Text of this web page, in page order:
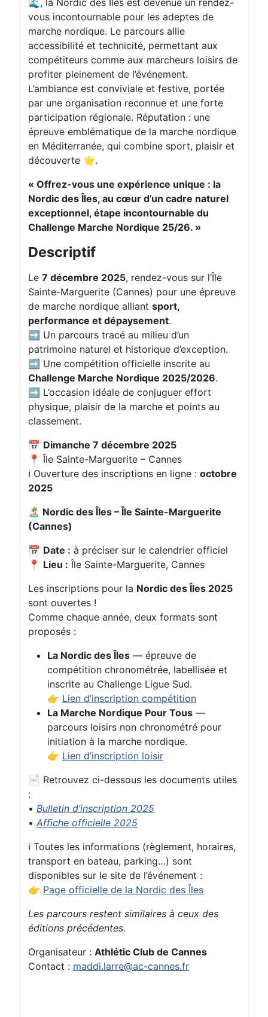
🌊, la Nordic des Îles est devenue un rendez-
vous incontournable pour les adeptes de
marche nordique. Le parcours allie
accessibilité et technicité, permettant aux
compétiteurs comme aux marcheurs loisirs de
profiter pleinement de l’événement.
L’ambiance est conviviale et festive, portée
par une organisation reconnue et une forte
participation régionale. Réputation : une
épreuve emblématique de la marche nordique
en Méditerranée, qui combine sport, plaisir et
découverte 🌟.
« Offrez-vous une expérience unique : la
Nordic des Îles, au cœur d’un cadre naturel
exceptionnel, étape incontournable du
Challenge Marche Nordique 25/26. »
Descriptif
Le 7 décembre 2025, rendez-vous sur l’Île
Sainte-Marguerite (Cannes) pour une épreuve
de marche nordique alliant sport,
performance et dépaysement.
➡️ Un parcours tracé au milieu d’un
patrimoine naturel et historique d’exception.
➡️ Une compétition officielle inscrite au
Challenge Marche Nordique 2025/2026.
➡️ L’occasion idéale de conjuguer effort
physique, plaisir de la marche et points au
classement.
📅 Dimanche 7 décembre 2025
📍 Île Sainte-Marguerite – Cannes
ℹ️ Ouverture des inscriptions en ligne : octobre
2025
🏝️ Nordic des Îles – Île Sainte-Marguerite
(Cannes)
📅 Date : à préciser sur le calendrier officiel
📍 Lieu : Île Sainte-Marguerite, Cannes
Les inscriptions pour la Nordic des Îles 2025
sont ouvertes !
Comme chaque année, deux formats sont
proposés :
La Nordic des Îles — épreuve de
compétition chronométrée, labellisée et
inscrite au Challenge Ligue Sud.
👉 Lien d’inscription compétition
La Marche Nordique Pour Tous —
parcours loisirs non chronométré pour
initiation à la marche nordique.
👉 Lien d’inscription loisir
📄 Retrouvez ci-dessous les documents utiles
:
• Bulletin d’inscription 2025
• Affiche officielle 2025
ℹ️ Toutes les informations (règlement, horaires,
transport en bateau, parking…) sont
disponibles sur le site de l’événement :
👉 Page officielle de la Nordic des Îles
Les parcours restent similaires à ceux des
éditions précédentes.
Organisateur : Athlétic Club de Cannes
Contact : maddi.larre@ac-cannes.fr